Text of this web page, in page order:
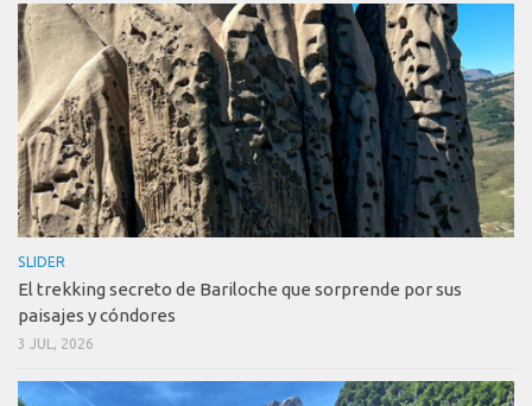
SLIDER
El trekking secreto de Bariloche que sorprende por sus
paisajes y cóndores
3 JUL, 2026